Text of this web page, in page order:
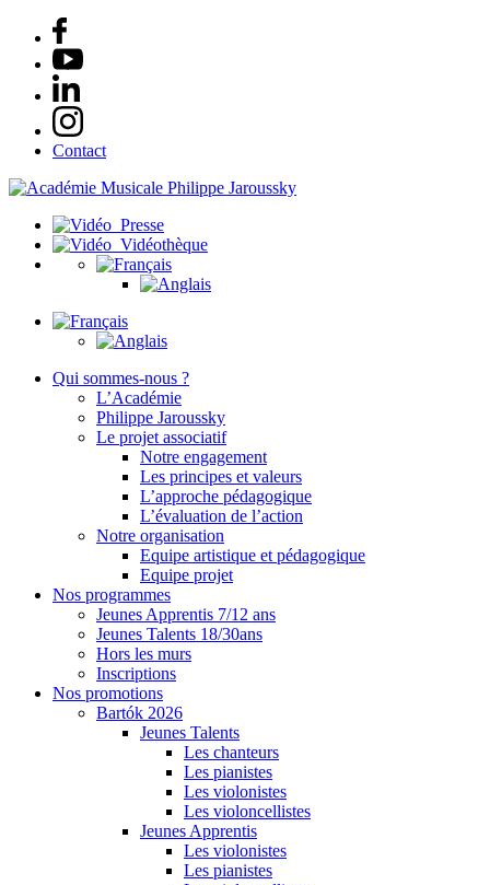
Contact
Presse
Vidéothèque
Qui sommes-nous ?
L’Académie
Philippe Jaroussky
Le projet associatif
Notre engagement
Les principes et valeurs
L’approche pédagogique
L’évaluation de l’action
Notre organisation
Equipe artistique et pédagogique
Equipe projet
Nos programmes
Jeunes Apprentis 7/12 ans
Jeunes Talents 18/30ans
Hors les murs
Inscriptions
Nos promotions
Bartók 2026
Jeunes Talents
Les chanteurs
Les pianistes
Les violonistes
Les violoncellistes
Jeunes Apprentis
Les violonistes
Les pianistes